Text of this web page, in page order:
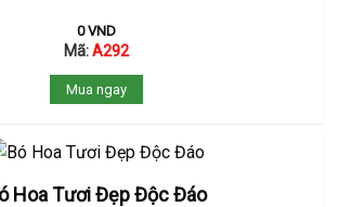
0VND
Mã:A292
Mua ngay
Hoa Tươi Đẹp Độc Đáo